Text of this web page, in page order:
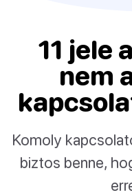
11 jele
nem
Komoly
biztos benne,